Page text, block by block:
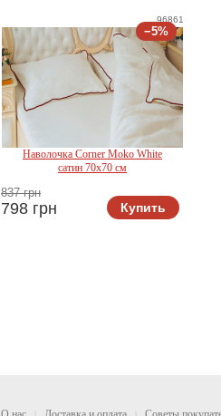
−5%
96861
Наволочка Corner Moko White
сатин 70x70 см
837 грн
798 грн Купить